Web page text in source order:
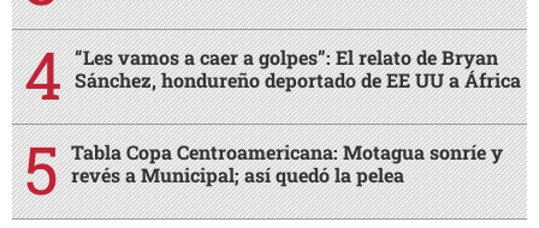
“Les vamos a caer a golpes”: El relato de Bryan
Sánchez, hondureño deportado de EE UU a África
Tabla Copa Centroamericana: Motagua sonríe y
revés a Municipal; así quedó la pelea